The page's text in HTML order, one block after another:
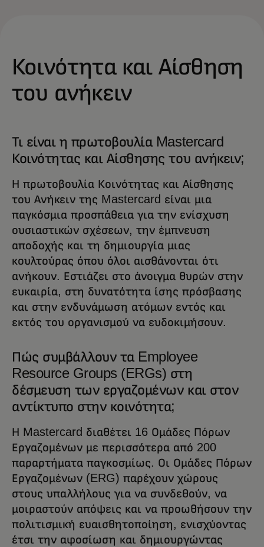
Κοινότητα και Αίσθηση
του ανήκειν
Τι είναι η πρωτοβουλία Mastercard
Κοινότητας και Αίσθησης του ανήκειν;
Η πρωτοβουλία Κοινότητας και Αίσθησης
του Ανήκειν της Mastercard είναι μια
παγκόσμια προσπάθεια για την ενίσχυση
ουσιαστικών σχέσεων, την έμπνευση
αποδοχής και τη δημιουργία μιας
κουλτούρας όπου όλοι αισθάνονται ότι
ανήκουν. Εστιάζει στο άνοιγμα θυρών στην
ευκαιρία, στη δυνατότητα ίσης πρόσβασης
και στην ενδυνάμωση ατόμων εντός και
εκτός του οργανισμού να ευδοκιμήσουν.
Πώς συμβάλλουν τα Employee
Resource Groups (ERGs) στη
δέσμευση των εργαζομένων και στον
αντίκτυπο στην κοινότητα;
Η Mastercard διαθέτει 16 Ομάδες Πόρων
Εργαζομένων με περισσότερα από 200
παραρτήματα παγκοσμίως. Οι Ομάδες Πόρων
Εργαζομένων (ERG) παρέχουν χώρους
στους υπαλλήλους για να συνδεθούν, να
μοιραστούν απόψεις και να προωθήσουν την
πολιτισμική ευαισθητοποίηση, ενισχύοντας
έτσι την αφοσίωση και δημιουργώντας